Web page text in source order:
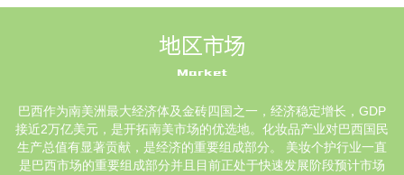
地区市场
Market
巴西作为南美洲最大经济体及金砖四国之一，经济稳定增长，GDP
接近2万亿美元，是开拓南美市场的优选地。化妆品产业对巴西国民
生产总值有显著贡献，是经济的重要组成部分。 美妆个护行业一直
是巴西市场的重要组成部分并且目前正处于快速发展阶段预计市场